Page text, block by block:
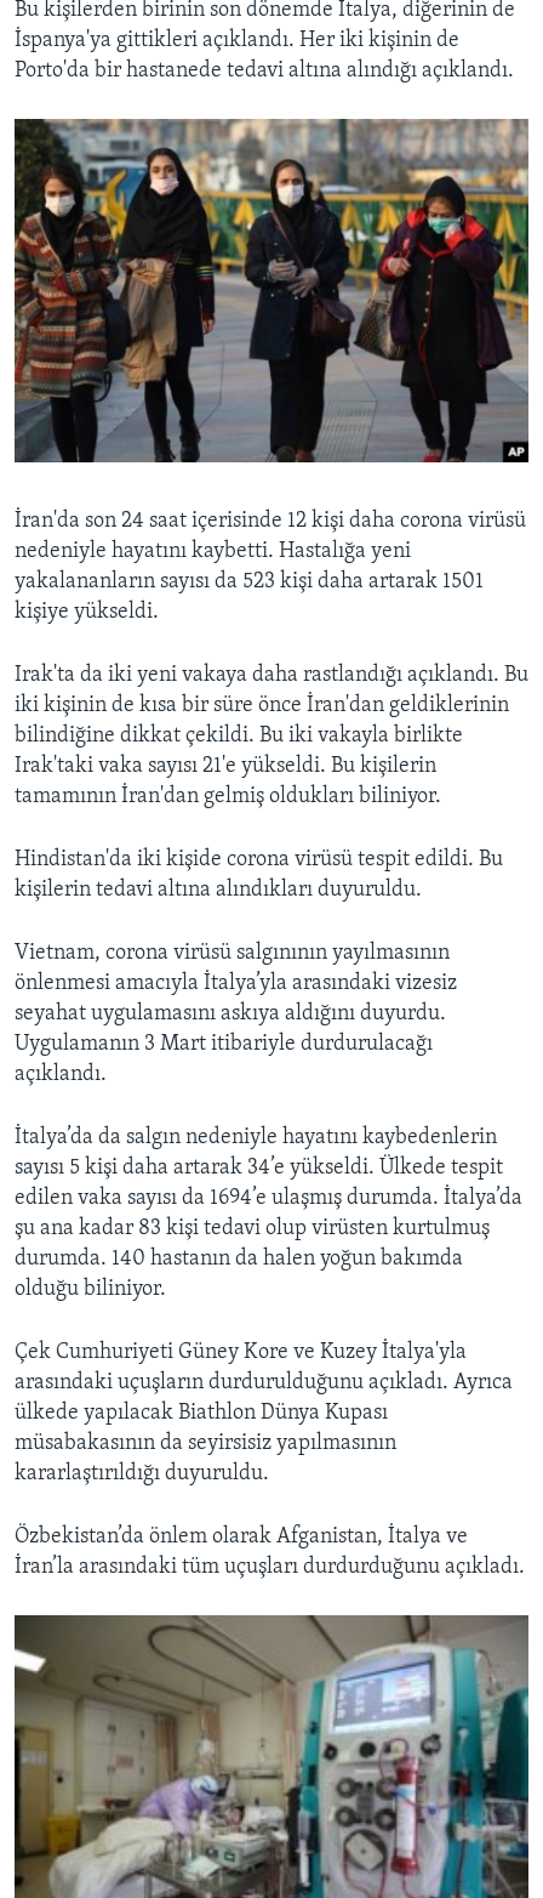
Bu kişilerden birinin son dönemde İtalya, diğerinin de
İspanya'ya gittikleri açıklandı. Her iki kişinin de
Porto'da bir hastanede tedavi altına alındığı açıklandı.
İran'da son 24 saat içerisinde 12 kişi daha corona virüsü
nedeniyle hayatını kaybetti. Hastalığa yeni
yakalananların sayısı da 523 kişi daha artarak 1501
kişiye yükseldi.
Irak'ta da iki yeni vakaya daha rastlandığı açıklandı. Bu
iki kişinin de kısa bir süre önce İran'dan geldiklerinin
bilindiğine dikkat çekildi. Bu iki vakayla birlikte
Irak'taki vaka sayısı 21'e yükseldi. Bu kişilerin
tamamının İran'dan gelmiş oldukları biliniyor.
Hindistan'da iki kişide corona virüsü tespit edildi. Bu
kişilerin tedavi altına alındıkları duyuruldu.
Vietnam, corona virüsü salgınının yayılmasının
önlenmesi amacıyla İtalya’yla arasındaki vizesiz
seyahat uygulamasını askıya aldığını duyurdu.
Uygulamanın 3 Mart itibariyle durdurulacağı
açıklandı.
İtalya’da da salgın nedeniyle hayatını kaybedenlerin
sayısı 5 kişi daha artarak 34’e yükseldi. Ülkede tespit
edilen vaka sayısı da 1694’e ulaşmış durumda. İtalya’da
şu ana kadar 83 kişi tedavi olup virüsten kurtulmuş
durumda. 140 hastanın da halen yoğun bakımda
olduğu biliniyor.
Çek Cumhuriyeti Güney Kore ve Kuzey İtalya'yla
arasındaki uçuşların durdurulduğunu açıkladı. Ayrıca
ülkede yapılacak Biathlon Dünya Kupası
müsabakasının da seyirsisiz yapılmasının
kararlaştırıldığı duyuruldu.
Özbekistan’da önlem olarak Afganistan, İtalya ve
İran’la arasındaki tüm uçuşları durdurduğunu açıkladı.